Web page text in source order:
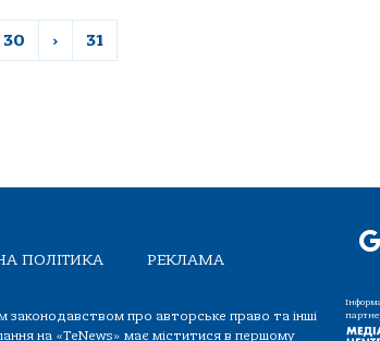
30 › 31
ПОЛІТИКА РЕКЛАМА
законодавством про авторське право та інші
на «TeNews» має міститися в першому